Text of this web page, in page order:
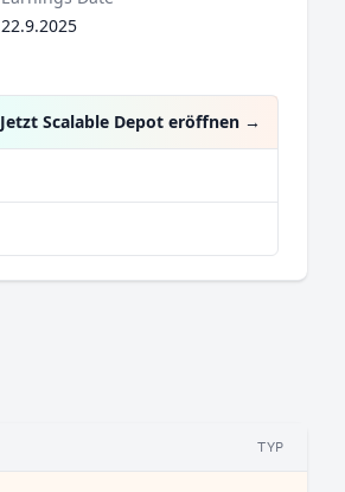
22.9.2025
Jetzt Scalable Depot eröffnen →
TYP